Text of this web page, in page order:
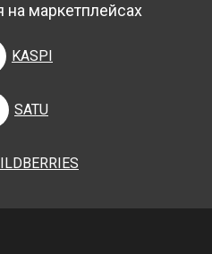
маркетплейсах
KASPI
SATU